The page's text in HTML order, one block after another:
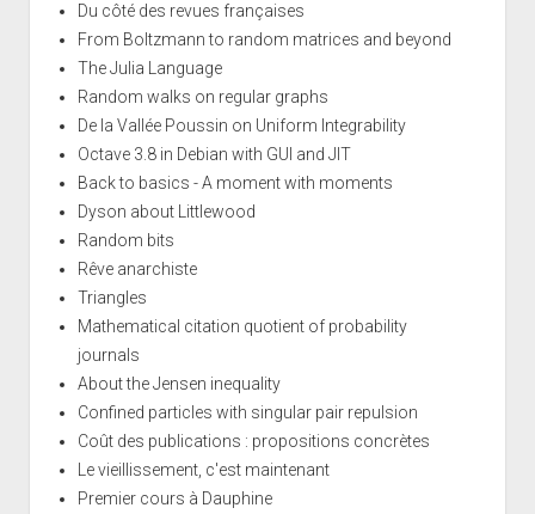
Du côté des revues françaises
From Boltzmann to random matrices and beyond
The Julia Language
Random walks on regular graphs
De la Vallée Poussin on Uniform Integrability
Octave 3.8 in Debian with GUI and JIT
Back to basics - A moment with moments
Dyson about Littlewood
Random bits
Rêve anarchiste
Triangles
Mathematical citation quotient of probability
journals
About the Jensen inequality
Confined particles with singular pair repulsion
Coût des publications : propositions concrètes
Le vieillissement, c'est maintenant
Premier cours à Dauphine